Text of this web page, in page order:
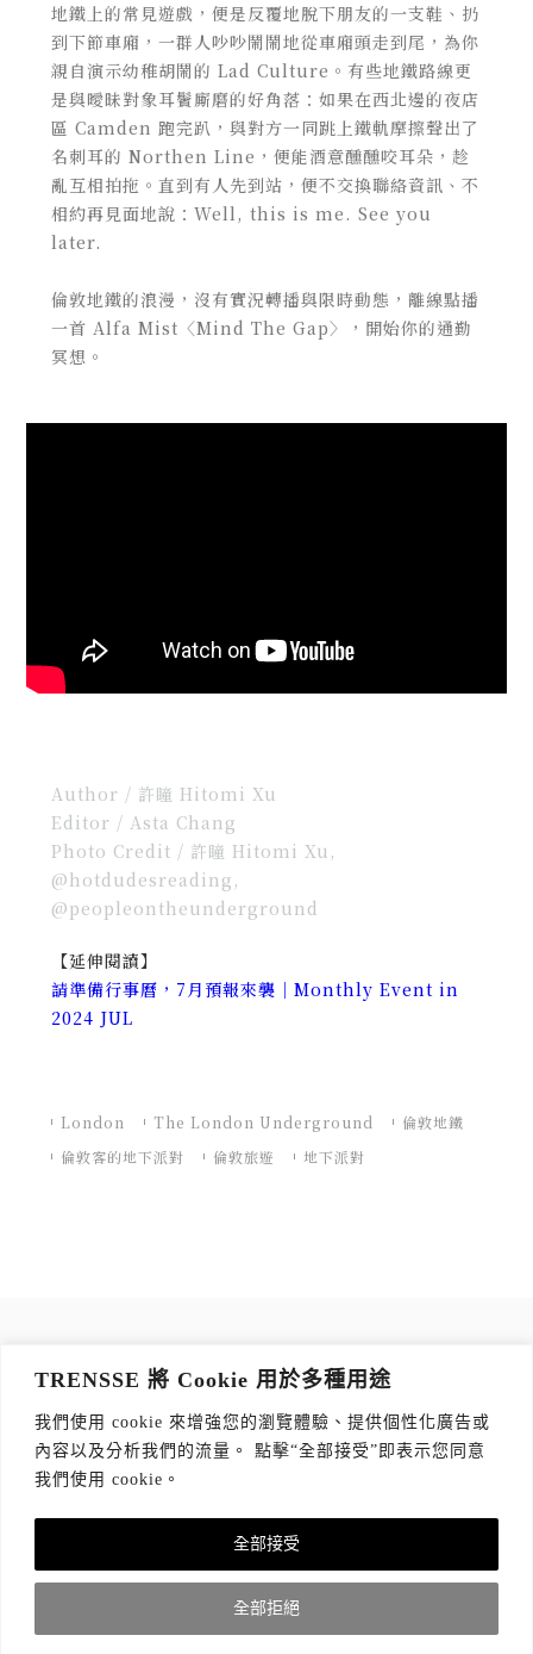
TRENSSE 將 Cookie 用於多種用途
我們使用 cookie 來增強您的瀏覽體驗、提供個性化廣告或
內容以及分析我們的流量。 點擊“全部接受”即表示您同意
我們使用 cookie。
全部拒絕
全部接受
地鐵上的常見遊戲，便是反覆地脫下朋友的一支鞋、扔
到下節車廂，一群人吵吵鬧鬧地從車廂頭走到尾，為你
親自演示幼稚胡鬧的 Lad Culture。有些地鐵路線更
是與曖昧對象耳鬢廝磨的好角落：如果在西北邊的夜店
區 Camden 跑完趴，與對方一同跳上鐵軌摩擦聲出了
名刺耳的 Northen Line，便能酒意醺醺咬耳朵，趁
亂互相拍拖。直到有人先到站，便不交換聯絡資訊、不
相約再見面地說：Well, this is me. See you
later.
倫敦地鐵的浪漫，沒有實況轉播與限時動態，離線點播
一首 Alfa Mist〈Mind The Gap〉，開始你的通勤
冥想。
Author / 許瞳 Hitomi Xu
Editor / Asta Chang
Photo Credit / 許瞳 Hitomi Xu,
@hotdudesreading,
@peopleontheunderground
【延伸閱讀】
請準備行事曆，7月預報來襲｜Monthly Event in
2024 JUL
London The London Underground
倫敦地鐵
倫敦客的地下派對
倫敦旅遊 地下派對
讀出你的品味，每週獲取質感生活 Tips！
訂閱傳思電子報*
隱私權政策